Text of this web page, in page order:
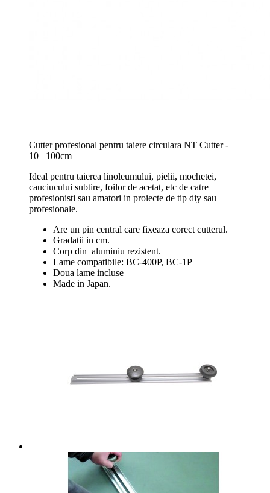
Cutter profesional pentru taiere circulara NT Cutter -
10– 100cm
Ideal pentru taierea linoleumului, pielii, mochetei,
cauciucului subtire, foilor de acetat, etc de catre
profesionisti sau amatori in proiecte de tip diy sau
profesionale.
Are un pin central care fixeaza corect cutterul.
Gradatii in cm.
Corp din aluminiu rezistent.
Lame compatibile: BC-400P, BC-1P
Doua lame incluse
Made in Japan.